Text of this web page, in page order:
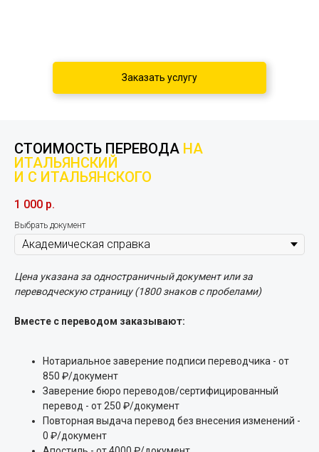
Заказать услугу
СТОИМОСТЬ ПЕРЕВОДА НА
ИТАЛЬЯНСКИЙ
И С ИТАЛЬЯНСКОГО
1 000 р.
Выбрать документ
Цена указана за одностраничный документ или за
переводческую страницу (1800 знаков с пробелами)
Вместе с переводом заказывают:
Нотариальное заверение подписи переводчика - от
850 ₽/документ
Заверение бюро переводов/сертифицированный
перевод - от 250 ₽/документ
Повторная выдача перевод без внесения изменений -
0 ₽/документ